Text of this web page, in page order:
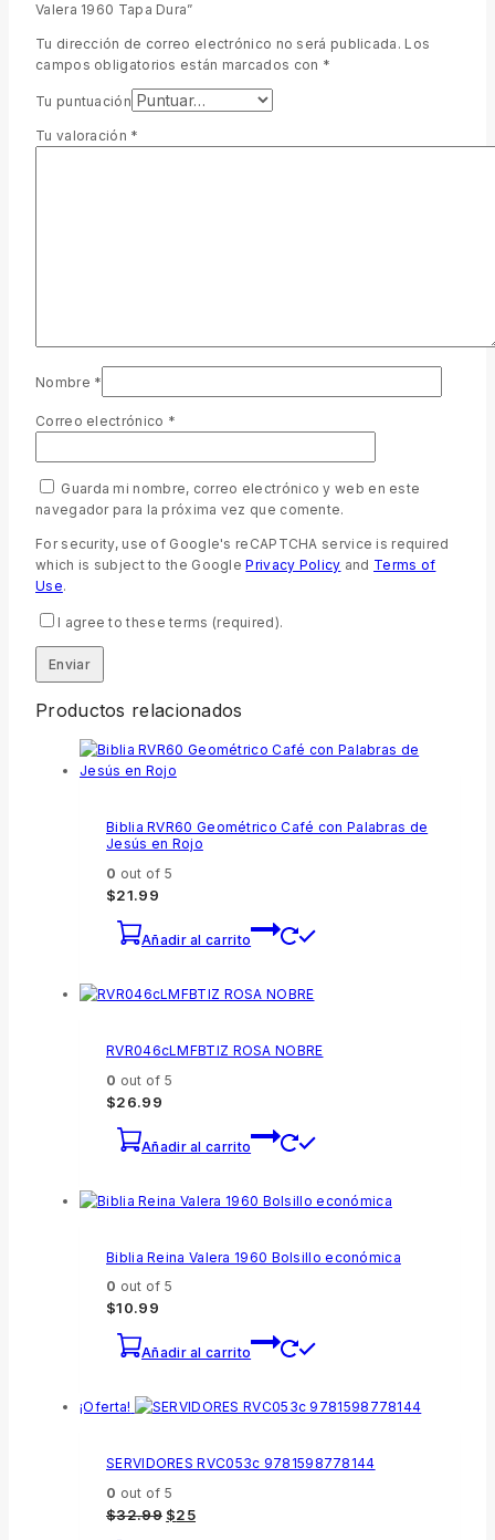
Valera 1960 Tapa Dura”
Tu dirección de correo electrónico no será publicada. Los
campos obligatorios están marcados con *
Tu puntuación
Tu valoración *
Nombre *
Correo electrónico *
Guarda mi nombre, correo electrónico y web en este
navegador para la próxima vez que comente.
For security, use of Google's reCAPTCHA service is required
which is subject to the GooglePrivacy Policy and Terms of
Use.
I agree to these terms (required).
Productos relacionados
Biblia RVR60 Geométrico Café con Palabras de
Jesús en Rojo
0 out of 5
$21.99
Añadir al carrito
RVR046cLMFBTIZ ROSA NOBRE
0 out of 5
$26.99
Añadir al carrito
Biblia Reina Valera 1960 Bolsillo económica
0 out of 5
$10.99
Añadir al carrito
¡Oferta!
SERVIDORES RVC053c 9781598778144
0 out of 5
$32.99 El
$25El